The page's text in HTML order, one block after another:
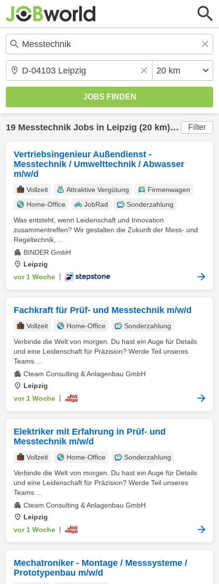
19 Messtechnik Jobs in Leipzig (20 km) gefunden Filter
Vertriebsingenieur Außendienst -
Messtechnik / Umwelttechnik / Abwasser
m/w/d
Vollzeit Attraktive Vergütung
Firmenwagen
Home-Office
JobRad
Sonderzahlung
Was entsteht, wenn Leidenschaft und Innovation
zusammentreffen? Wir gestalten die Zukunft der Mess- und
Regeltechnik, ...
BINDER GmbH
Leipzig
vor 1 Woche
Fachkraft für Prüf- und Messtechnik m/w/d
Vollzeit Home-Office
Sonderzahlung
Verbinde die Welt von morgen. Du hast ein Auge für Details
und eine Leidenschaft für Präzision? Werde Teil unseres
Teams ...
Cteam Consulting & Anlagenbau GmbH
Leipzig
vor 1 Woche
Elektriker mit Erfahrung in Prüf- und
Messtechnik m/w/d
Vollzeit Home-Office
Sonderzahlung
Verbinde die Welt von morgen. Du hast ein Auge für Details
und eine Leidenschaft für Präzision? Werde Teil unseres
Teams ...
Cteam Consulting & Anlagenbau GmbH
Leipzig
vor 1 Woche
Mechatroniker - Montage / Messsysteme /
Prototypenbau m/w/d